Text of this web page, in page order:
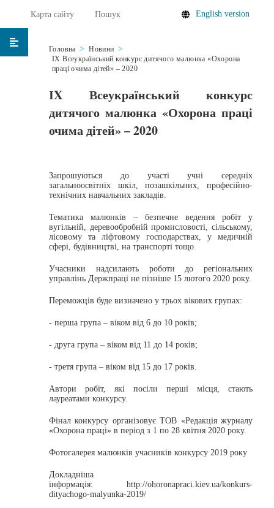
Карта сайту Пошук English version
Головна
Новини
ІX Всеукраїнський конкурс дитячого малюнка «Охорона
праці очима дітей» – 2020
ІX Всеукраїнський конкурс
дитячого малюнка «Охорона праці
очима дітей» – 2020
Запрошуються до участі учні середніх
загальноосвітніх шкіл, позашкільних, професійно-
технічних навчальних закладів.
Тематика малюнків – безпечне ведення робіт у
вугільній, деревообробній промисловості, сільському,
лісовому та ліфтовому господарствах, у медичній
сфері, будівництві, на транспорті тощо.
Учасники надсилають роботи до регіональних
управлінь Держпраці не пізніше 15 лютого 2020 року.
Переможців буде визначено у трьох вікових групах:
- перша група – віком від 6 до 10 років;
- друга група – віком від 11 до 14 років;
- третя група – віком від 15 до 17 років.
Автори робіт, які посіли перші місця, стають
лауреатами конкурсу.
Фінал конкурсу організовує ТОВ «Редакція журналу
«Охорона праці» в період з 1 по 28 квітня 2020 року.
Фотогалерея малюнків учасників конкурсу 2019 року
Докладніша
інформація: http://ohoronapraci.kiev.ua/konkurs-
dityachogo-malyunka-2019/